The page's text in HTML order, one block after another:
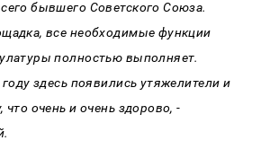
бывшего Советского Союза.
все необходимые функции
полностью выполняет.
здесь появились утяжелители и
что очень и очень здорово, -